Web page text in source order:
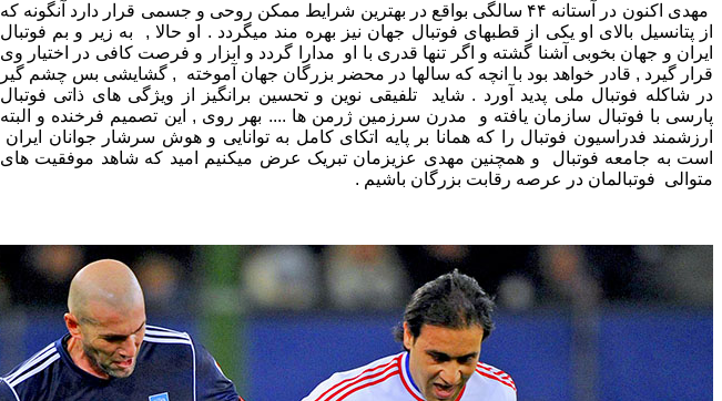
مهدی اکنون در آستانه ۴۴ سالگی بواقع در بهترین شرایط ممکن روحی و جسمی قرار دارد آنگونه که
از پتانسیل بالای او یکی از قطبهای فوتبال جهان نیز بهره مند میگردد . او حالا , به زیر و بم فوتبال
ایران و جهان بخوبی آشنا گشته و اگر تنها قدری با او مدارا گردد و ابزار و فرصت کافی در اختیار وی
قرار گیرد , قادر خواهد بود با انچه که سالها در محضر بزرگان جهان آموخته , گشایشی بس چشم گیر
در شاکله فوتبال ملی پدید آورد . شاید تلفیقی نوین و تحسین برانگیز از ویژگی های ذاتی فوتبال
پارسی با فوتبال سازمان یافته و مدرن سرزمین ژرمن ها .... بهر روی , این تصمیم فرخنده و البته
ارزشمند فدراسیون فوتبال را که همانا بر پایه اتکای کامل به توانایی و هوش سرشار جوانان ایران
است به جامعه فوتبال و همچنین مهدی عزیزمان تبریک عرض میکنیم امید که شاهد موفقیت های
متوالی فوتبالمان در عرصه رقابت بزرگان باشیم .